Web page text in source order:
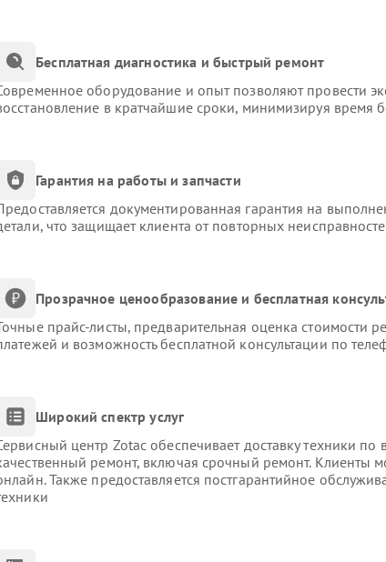
Бесплатная диагностика и быстрый ремонт
оборудование и опыт позволяют провести
в кратчайшие сроки, минимизируя время
Гарантия на работы и запчасти
документированная гарантия на
что защищает клиента от повторных
Прозрачное ценообразование и бесплатная
прайс-листы, предварительная оценка стоимости
и возможность бесплатной консультации по
Широкий спектр услуг
центр Zotac обеспечивает доставку техники по
ремонт, включая срочный ремонт. Клиенты
Также предоставляется постгарантийное